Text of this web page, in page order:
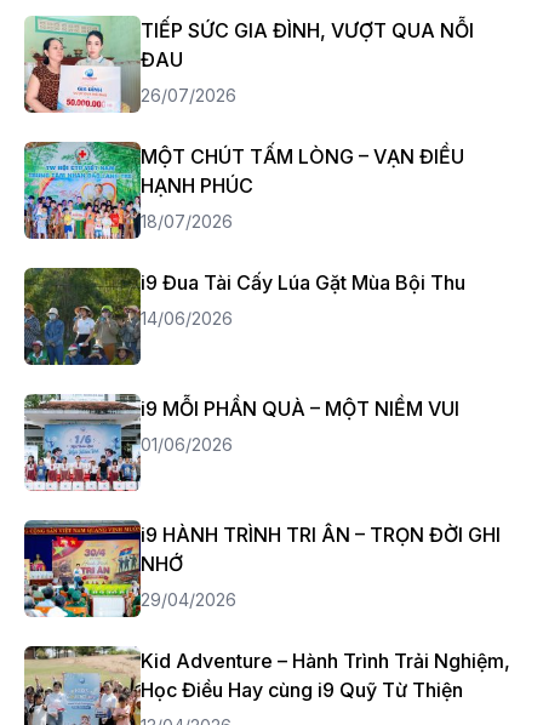
TIẾP SỨC GIA ĐÌNH, VƯỢT QUA NỖI
ĐAU
26/07/2026
MỘT CHÚT TẤM LÒNG – VẠN ĐIỀU
HẠNH PHÚC
18/07/2026
i9 Đua Tài Cấy Lúa Gặt Mùa Bội Thu
14/06/2026
i9 MỖI PHẦN QUÀ – MỘT NIỀM VUI
01/06/2026
i9 HÀNH TRÌNH TRI ÂN – TRỌN ĐỜI GHI
NHỚ
29/04/2026
Kid Adventure – Hành Trình Trải Nghiệm,
Học Điều Hay cùng i9 Quỹ Từ Thiện